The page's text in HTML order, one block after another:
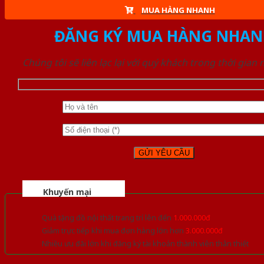
MUA HÀNG NHANH
ĐĂNG KÝ MUA HÀNG
Chúng tôi sẽ liên lạc lại với quý khách trong thời gian
Khuyến mại
Quà tặng đồ nội thất trang trí lên đến 1.000.000đ
Giảm trực tiếp khi mua đơn hàng lớn hơn 3.000.000đ
Nhiều ưu đãi lớn khi đăng ký tài khoản thành viên thân thiết